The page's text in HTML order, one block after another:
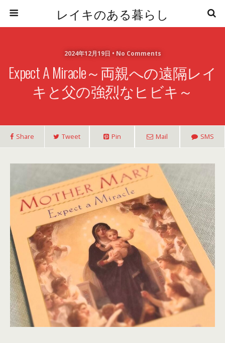
レイキのある暮らし
2024年12月19日 • No Comments
Expect A Miracle～両親への遠隔レイ
キと父の強烈なヒビキ～
Share Tweet Pin Mail SMS